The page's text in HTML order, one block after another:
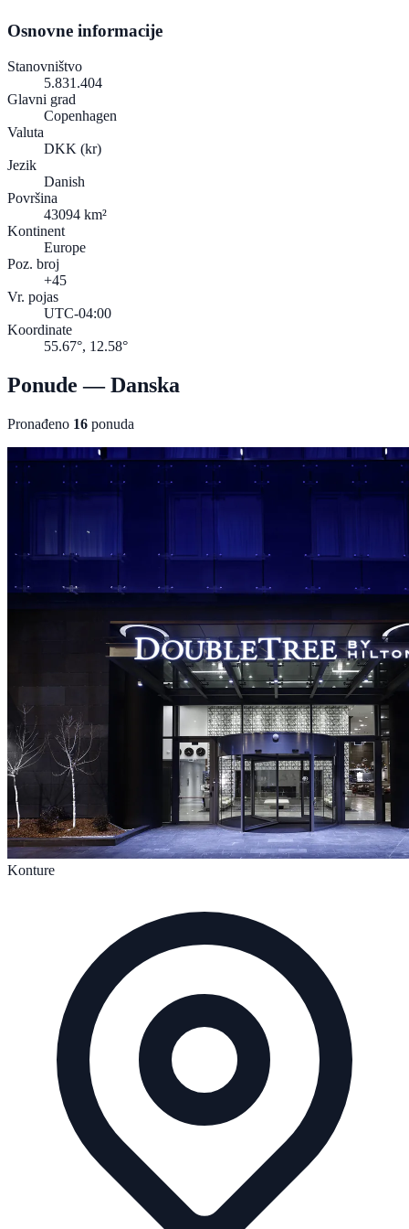
Osnovne informacije
Stanovništvo
5.831.404
Glavni grad
Copenhagen
Valuta
DKK (kr)
Jezik
Danish
Površina
43094 km²
Kontinent
Europe
Poz. broj
+45
Vr. pojas
UTC-04:00
Koordinate
55.67°, 12.58°
Ponude — Danska
Pronađeno 16 ponuda
Konture